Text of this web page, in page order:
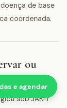
de base
coordenada.
ou
sob JAK-i
e agendar